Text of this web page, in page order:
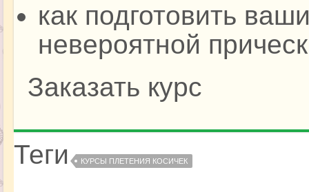
как подготовить
невероятной
Заказать курс
Теги КУРСЫ ПЛЕТЕНИЯ КОСИЧЕК